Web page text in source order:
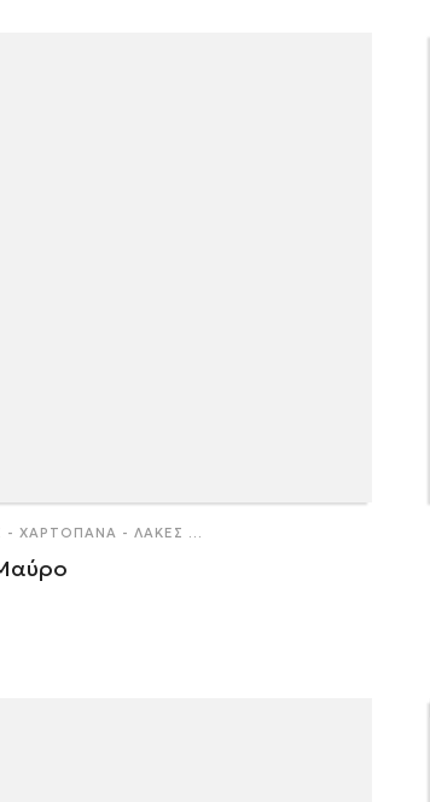
- ΧΑΡΤΌΠΑΝΑ - ΛΆΚΕΣ ...